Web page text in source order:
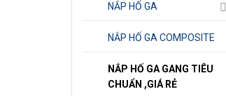
NẮP HỐ GA
NẮP HỐ GA COMPOSITE
NẮP HỐ GA GANG TIÊU
CHUẨN ,GIÁ RẺ